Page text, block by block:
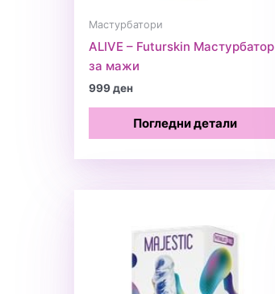
Мастурбатори
ALIVE – Futurskin Мастурбатор
за мажи
999ден
Погледни детали